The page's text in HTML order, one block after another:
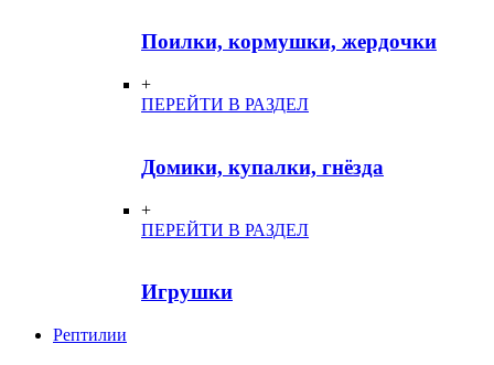
Поилки, кормушки, жердочки
+
ПЕРЕЙТИ В РАЗДЕЛ
Домики, купалки, гнёзда
+
ПЕРЕЙТИ В РАЗДЕЛ
Игрушки
Рептилии